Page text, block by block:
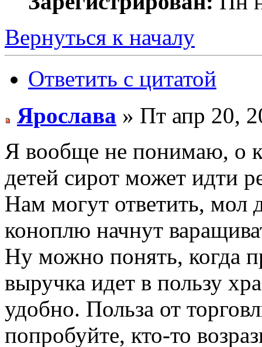
Вернуться к началу
Ответить с цитатой
Ярослава » Пт апр 20,
Я вообще не понимаю, о
детей сирот может идти
Нам могут ответить, мол
коноплю начнут
Ну можно понять, когда
выручка идет в пользу
удобно. Польза от
попробуйте, кто-то